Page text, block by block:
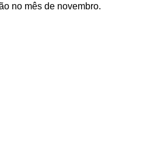
no mês de novembro.